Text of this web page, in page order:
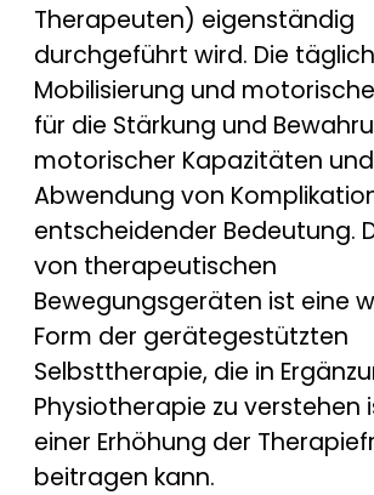
Therapeuten) eigenständig
durchgeführt wird. Die
Mobilisierung und
für die Stärkung und
motorischer Kapazitäten
Abwendung von
entscheidender Bedeutung.
von therapeutischen
Bewegungsgeräten ist eine
Form der gerätegestützten
Selbsttherapie, die in
Physiotherapie zu verstehen
einer Erhöhung der
beitragen kann.